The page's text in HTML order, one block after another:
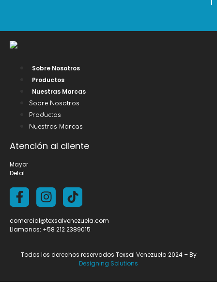
Sobre Nosotros
Productos
Nuestras Marcas
Sobre Nosotros
Productos
Nuestras Marcas
Atención al cliente
Mayor
Detal
comercial@texsalvenezuela.com
Llamanos: +58 212 2389015
Todos los derechos reservados Texsal Venezuela 2024 – By
Designing Solutions